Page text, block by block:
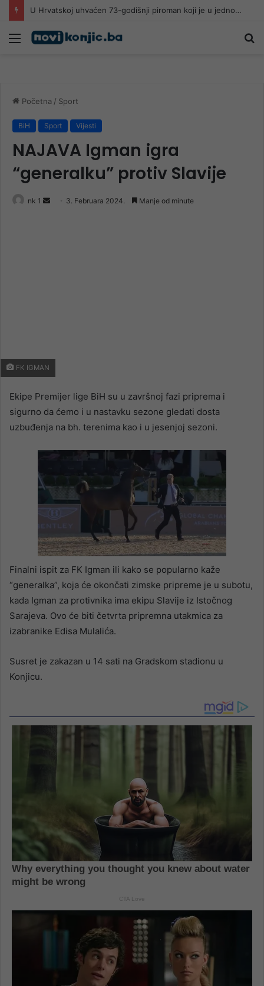
U Hrvatskoj uhvaćen 73-godišnji piroman koji je u jednom danu izazvao 5 požara
Meni
Početna / Sport
BiH Sport Vijesti
NAJAVA Igman igra
“generalku” protiv Slavije
nk 1
Send 3. Februara 2024. Manje od minute
FK IGMAN
Ekipe Premijer lige BiH su u završnoj fazi priprema i
sigurno da ćemo i u nastavku sezone gledati dosta
uzbuđenja na bh. terenima kao i u jesenjoj sezoni.
Finalni ispit za FK Igman ili kako se popularno kaže
“generalka”, koja će okončati zimske pripreme je u subotu,
kada Igman za protivnika ima ekipu Slavije iz Istočnog
Sarajeva. Ovo će biti četvrta pripremna utakmica za
izabranike Edisa Mulalića.
Susret je zakazan u 14 sati na Gradskom stadionu u
Konjicu.